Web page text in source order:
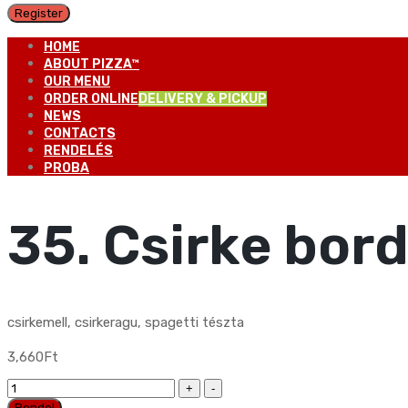
Register
HOME
ABOUT PIZZA™
OUR MENU
ORDER ONLINE DELIVERY & PICKUP
NEWS
CONTACTS
RENDELÉS
PROBA
35. Csirke
csirkemell, csirkeragu, spagetti tészta
3,660Ft
35.
Csirke